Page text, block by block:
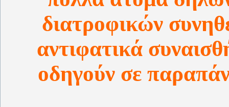
διατροφικών
αντιφατικά
οδηγούν σε